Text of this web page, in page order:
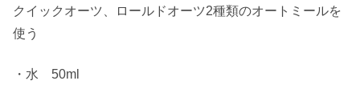
クイックオーツ、ロールドオーツ2種類のオートミールを
使う
・水 50ml